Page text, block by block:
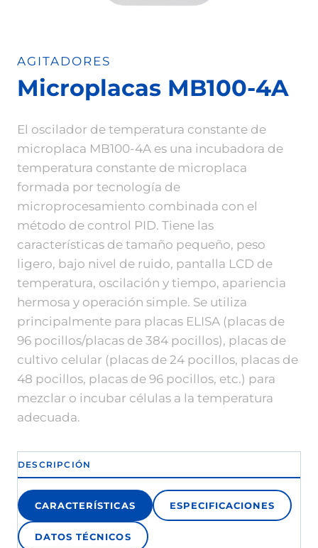
AGITADORES
Microplacas MB100-4A
El oscilador de temperatura constante de
microplaca MB100-4A es una incubadora de
temperatura constante de microplaca
formada por tecnología de
microprocesamiento combinada con el
método de control PID. Tiene las
características de tamaño pequeño, peso
ligero, bajo nivel de ruido, pantalla LCD de
temperatura, oscilación y tiempo, apariencia
hermosa y operación simple. Se utiliza
principalmente para placas ELISA (placas de
96 pocillos/placas de 384 pocillos), placas de
cultivo celular (placas de 24 pocillos, placas de
48 pocillos, placas de 96 pocillos, etc.) para
mezclar o incubar células a la temperatura
adecuada.
DESCRIPCIÓN
CARACTERÍSTICAS ESPECIFICACIONES
DATOS TÉCNICOS